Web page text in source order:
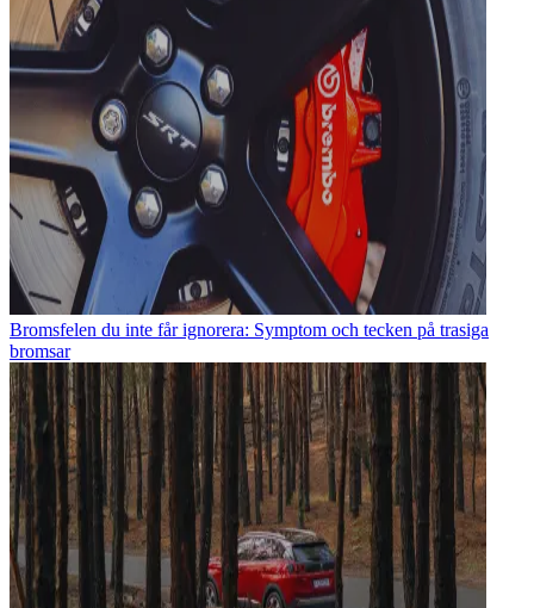
Bromsfelen du inte får ignorera: Symptom och tecken på trasiga
bromsar